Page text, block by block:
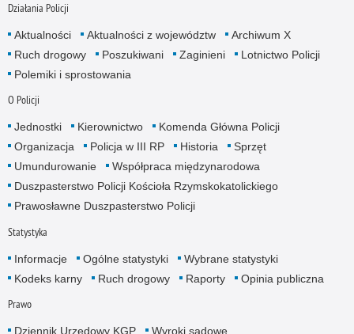
Działania Policji
Aktualności Aktualności z województw
Archiwum X
Ruch drogowy
Poszukiwani Zaginieni
Lotnictwo Policji
Polemiki i sprostowania
O Policji
Jednostki Kierownictwo
Komenda Główna Policji
Organizacja
Policja w III RP Historia
Sprzęt
Umundurowanie
Współpraca międzynarodowa
Duszpasterstwo Policji Kościoła Rzymskokatolickiego
Prawosławne Duszpasterstwo Policji
Statystyka
Informacje Ogólne statystyki
Wybrane statystyki
Kodeks karny
Ruch drogowy Raporty Opinia publiczna
Prawo
Dziennik Urzędowy KGP Wyroki sądowe